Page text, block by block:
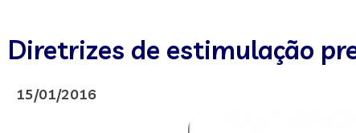
Diretrizes de estimulação
15/01/2016